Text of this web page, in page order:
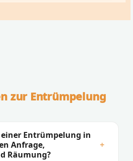
zur Entrümpelung
einer Entrümpelung in
Anfrage,
Räumung?
+